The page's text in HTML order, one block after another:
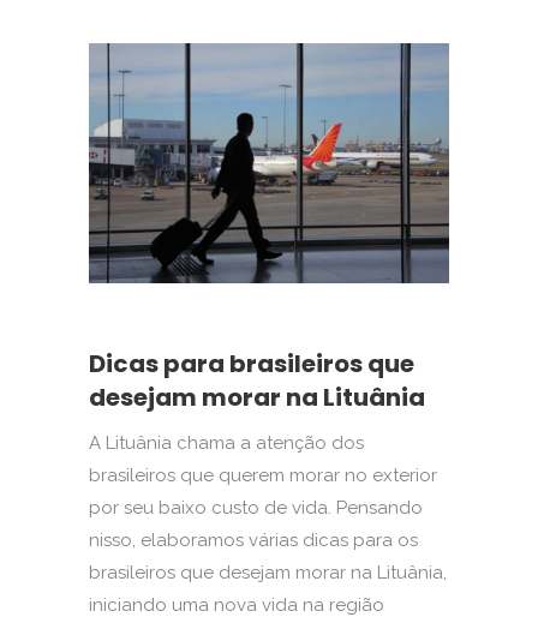
Dicas para brasileiros que
desejam morar na Lituânia
A Lituânia chama a atenção dos
brasileiros que querem morar no exterior
por seu baixo custo de vida. Pensando
nisso, elaboramos várias dicas para os
brasileiros que desejam morar na Lituânia,
iniciando uma nova vida na região